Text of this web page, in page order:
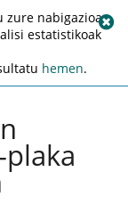
zure nabigazioa
estatistikoak
hemen.